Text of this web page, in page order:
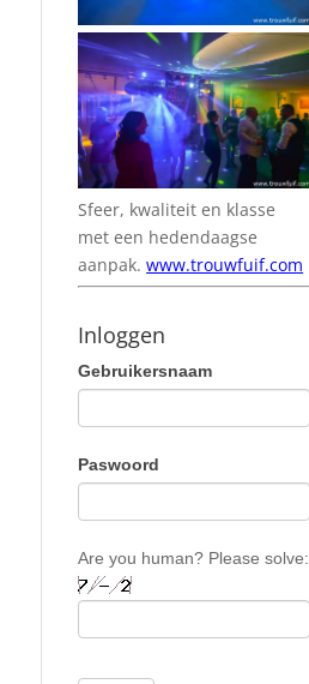
Sfeer, kwaliteit en klasse
met een hedendaagse
aanpak.www.trouwfuif.com
Inloggen
Gebruikersnaam
Paswoord
Are you human? Please solve: